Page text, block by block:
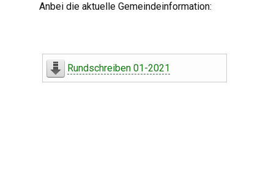
Anbei die aktuelle Gemeindeinformation:
Rundschreiben 01-2021